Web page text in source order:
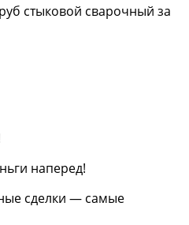
стыковой сварочный за
наперед!
сделки — самые